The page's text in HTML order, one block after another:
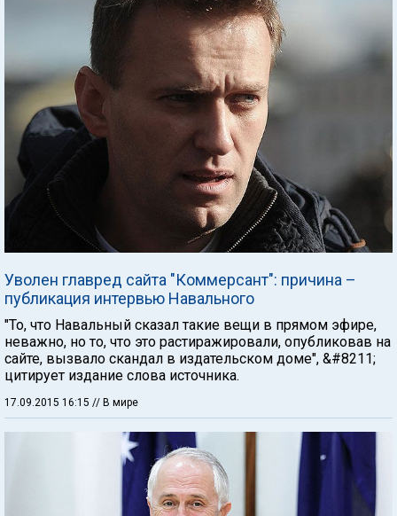
Уволен главред сайта "Коммерсант": причина –
публикация интервью Навального
"То, что Навальный сказал такие вещи в прямом эфире,
неважно, но то, что это растиражировали, опубликовав на
сайте, вызвало скандал в издательском доме", &#8211;
цитирует издание слова источника.
17.09.2015 16:15 // В мире